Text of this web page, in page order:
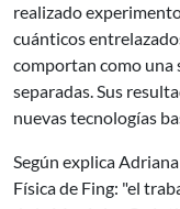
realizado
cuánticos
comportan como una
separadas. Sus
nuevas tecnologías
Según explica
Física de Fing: "el